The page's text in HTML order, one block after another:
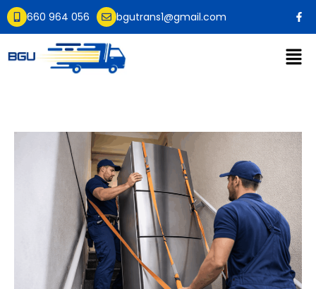
660 964 056 bgutrans1@gmail.com